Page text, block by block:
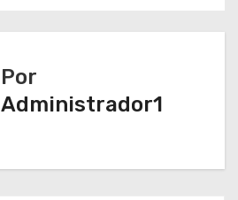
Por
Administrador1